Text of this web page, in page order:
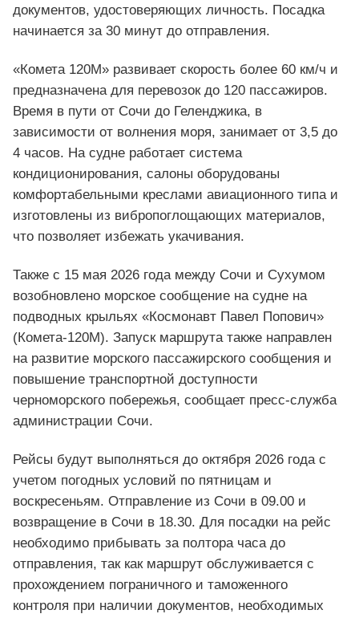
документов, удостоверяющих личность. Посадка
начинается за 30 минут до отправления.
«Комета 120М» развивает скорость более 60 км/ч и
предназначена для перевозок до 120 пассажиров.
Время в пути от Сочи до Геленджика, в
зависимости от волнения моря, занимает от 3,5 до
4 часов. На судне работает система
кондиционирования, салоны оборудованы
комфортабельными креслами авиационного типа и
изготовлены из вибропоглощающих материалов,
что позволяет избежать укачивания.
Также с 15 мая 2026 года между Сочи и Сухумом
возобновлено морское сообщение на судне на
подводных крыльях «Космонавт Павел Попович»
(Комета-120М). Запуск маршрута также направлен
на развитие морского пассажирского сообщения и
повышение транспортной доступности
черноморского побережья, сообщает пресс-служба
администрации Сочи.
Рейсы будут выполняться до октября 2026 года с
учетом погодных условий по пятницам и
воскресеньям. Отправление из Сочи в 09.00 и
возвращение в Сочи в 18.30. Для посадки на рейс
необходимо прибывать за полтора часа до
отправления, так как маршрут обслуживается с
прохождением пограничного и таможенного
контроля при наличии документов, необходимых